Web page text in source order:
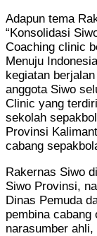
Adapun tema
“Konsolidasi
Coaching clinic
Menuju
kegiatan
anggota Siwo
Clinic yang
sekolah
Provinsi
cabang
Rakernas Siwo
Siwo Provinsi,
Dinas Pemuda
pembina cabang
narasumber ahli,